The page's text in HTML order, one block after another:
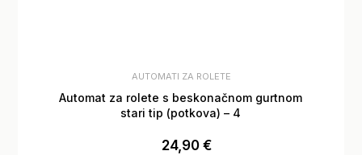
AUTOMATI ZA ROLETE
Automat za rolete s beskonačnom gurtnom
stari tip (potkova) – 4
24,90 €